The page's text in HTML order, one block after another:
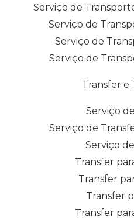
Serviço de
Serviço de
Serviço de
Serviço de
Transfer e
Serviço
Serviço de
Serviço
Transfer
Transfer
Transfer
Transfer